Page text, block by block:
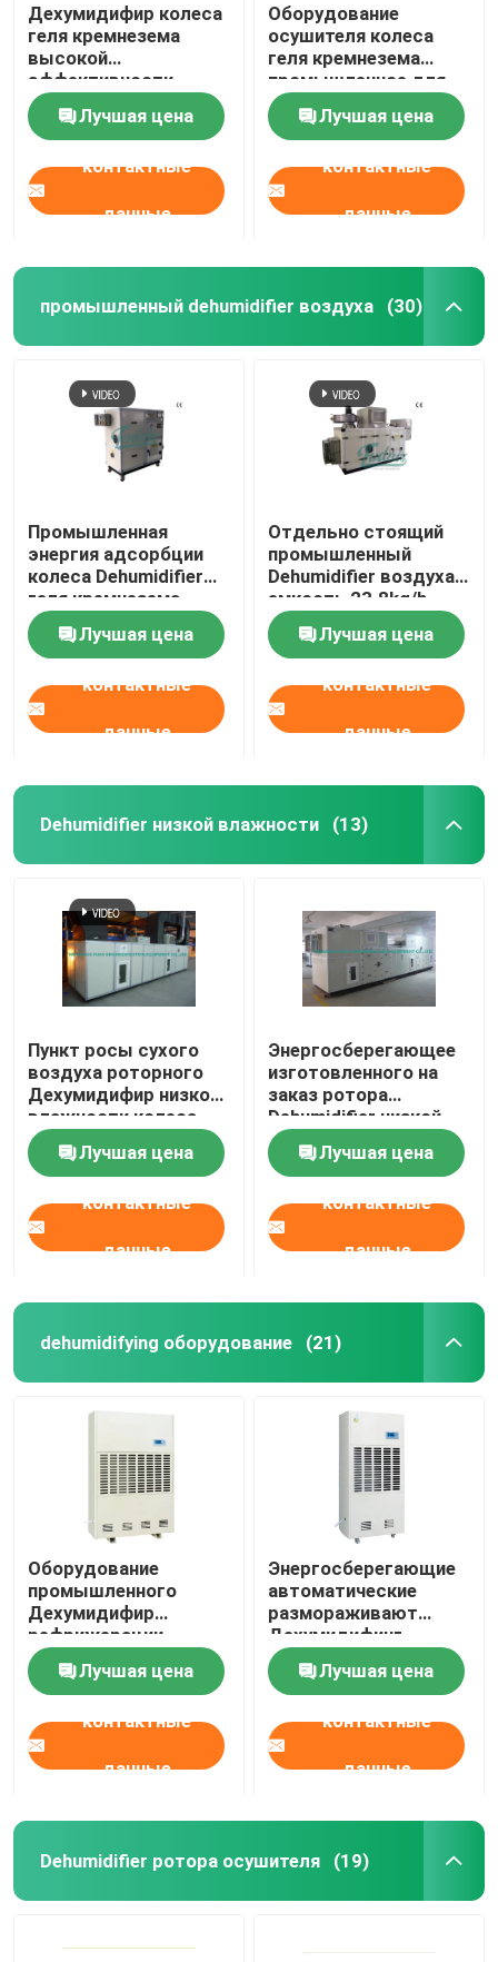
Дехумидифир колеса
геля кремнезема
высокой
эффективности
промышленный с
охлаждающим
змеевиком
Лучшая цена
контактные
данные
Оборудование
осушителя колеса
геля кремнезема
промышленное для
хранения 50kg/H
Лучшая цена
контактные
данные
промышленный dehumidifier воздуха (30)
Промышленная
энергия адсорбции
колеса Dehumidifier
геля кремнезема
воздуха эффективная
Лучшая цена
контактные
данные
Отдельно стоящий
промышленный
Dehumidifier воздуха,
емкость 23.8kg/h
ротора осушителя
Лучшая цена
контактные
данные
Dehumidifier низкой влажности (13)
Пункт росы сухого
воздуха роторного
Дехумидифир низкой
влажности колеса
супер < -45 к
Лучшая цена
контактные
данные
Энергосберегающее
изготовленного на
заказ ротора
Dehumidifier низкой
влажности
осушителя
промышленное
Лучшая цена
контактные
данные
dehumidifying оборудование (21)
Оборудование
промышленного
Дехумидифир
рефрижерации
Дехумидифинг на РХ
50% хранения
Лучшая цена
контактные
данные
Энергосберегающие
автоматические
размораживают
Дехумидифинг
оборудование с
емкостью 10кг/х
Лучшая цена
контактные
данные
Dehumidifier ротора осушителя (19)